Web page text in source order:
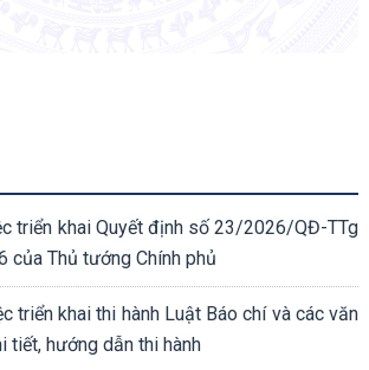
triển khai Quyết định số 23/2026/QĐ-TTg
của Thủ tướng Chính phủ
triển khai thi hành Luật Báo chí và các văn
tiết, hướng dẫn thi hành